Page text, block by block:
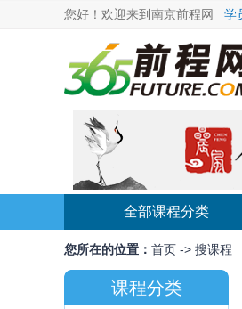
您好！欢迎来到南京前程网 学
全部课程分类
您所在的位置： 首页 -> 搜课程
课程分类